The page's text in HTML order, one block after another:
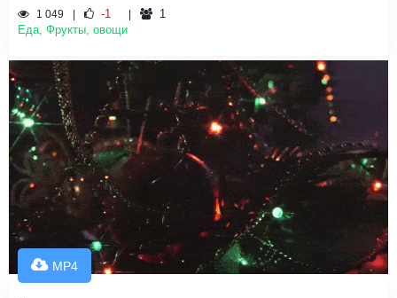
1 049 -1
1
Еда, Фрукты, овощи
MP4